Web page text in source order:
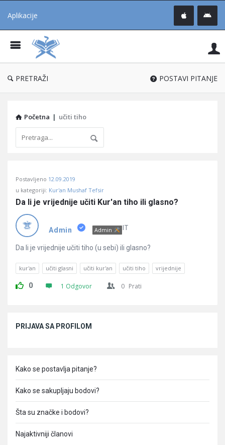
Aplikacije
®
PRETRAŽI POSTAVI PITANJE
Početna | učiti tiho
Učene
Latest
Pitanja
Postavljeno 12.09.2019
u kategoriji: Kur'an Mushaf Tefsir
Da li je vrijednije učiti Kur'an tiho ili glasno?
Admin Admin IT
Da li je vrijednije učiti tiho (u sebi) ili glasno?
kur'an učiti glasni učiti kur'an učiti tiho vrijednije
0 1 Odgovor 0 Prati
PRIJAVA SA PROFILOM
Kako se postavlja pitanje?
Kako se sakupljaju bodovi?
Šta su značke i bodovi?
Najaktivniji članovi